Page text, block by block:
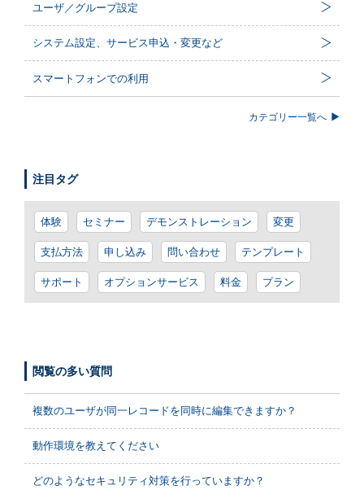
ユーザ／グループ設定
システム設定、サービス申込・変更など
スマートフォンでの利用
カテゴリー一覧へ
注目タグ
体験 セミナー デモンストレーション 変更
支払方法 申し込み 問い合わせ テンプレート
サポート オプションサービス 料金 プラン
閲覧の多い質問
複数のユーザが同一レコードを同時に編集できますか？
動作環境を教えてください
どのようなセキュリティ対策を行っていますか？